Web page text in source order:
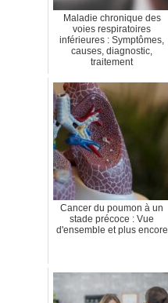
Maladie chronique des
voies respiratoires
inférieures : Symptômes,
causes, diagnostic,
traitement
Cancer du poumon à un
stade précoce : Vue
d'ensemble et plus encore